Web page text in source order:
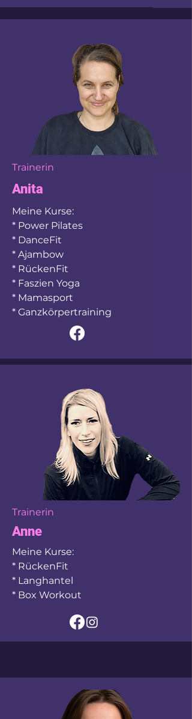
Trainerin
Anita
Meine Kurse:
* Power Pilates
* DanceFit
* Ajambow
* RückenFit
* Faszien Yoga
* Mamasport
* Ganzkörpertraining
Trainerin
Anne
Meine Kurse:
* RückenFit
* Langhantel
* Box Workout